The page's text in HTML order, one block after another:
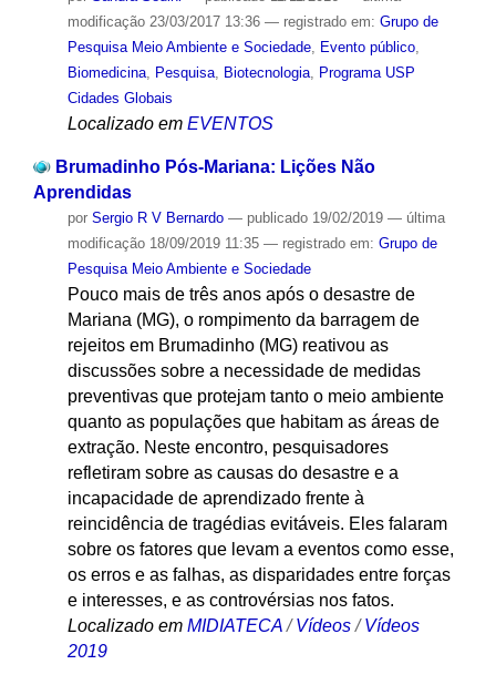
modificação23/03/2017 13:36 — registrado em: Grupo de
Pesquisa Meio Ambiente e Sociedade, Evento público,
Biomedicina, Pesquisa, Biotecnologia, Programa USP
Cidades Globais
Localizado em EVENTOS
Brumadinho Pós-Mariana: Lições Não
Aprendidas
por Sergio R V Bernardo — publicado19/02/2019 — última
modificação18/09/2019 11:35 — registrado em: Grupo de
Pesquisa Meio Ambiente e Sociedade
Pouco mais de três anos após o desastre de
Mariana (MG), o rompimento da barragem de
rejeitos em Brumadinho (MG) reativou as
discussões sobre a necessidade de medidas
preventivas que protejam tanto o meio ambiente
quanto as populações que habitam as áreas de
extração. Neste encontro, pesquisadores
refletiram sobre as causas do desastre e a
incapacidade de aprendizado frente à
reincidência de tragédias evitáveis. Eles falaram
sobre os fatores que levam a eventos como esse,
os erros e as falhas, as disparidades entre forças
e interesses, e as controvérsias nos fatos.
Localizado em MIDIATECA /Vídeos /Vídeos
2019